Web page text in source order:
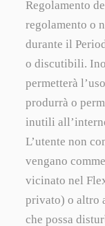
Regolamento
regolamento o
durante il
o discutibili.
permetterà
produrrà o
inutili
L’utente non
vengano
vicinato nel
privato) o altro
che possa